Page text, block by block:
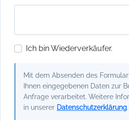
Ich bin Wiederverkäufer.
Mit dem Absenden des
Ihnen eingegebenen Daten zur
Anfrage verarbeitet. Weitere
in unserer Datenschutzerklärung.